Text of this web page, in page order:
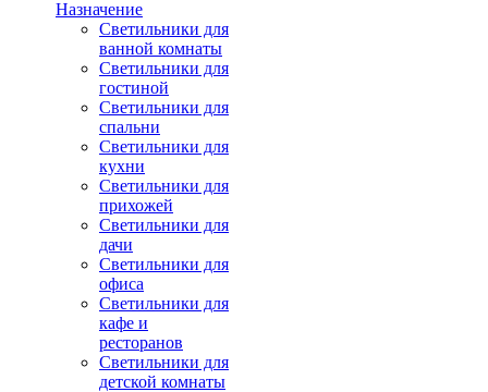
Назначение
Светильники для
ванной комнаты
Светильники для
гостиной
Светильники для
спальни
Светильники для
кухни
Светильники для
прихожей
Светильники для
дачи
Светильники для
офиса
Светильники для
кафе и
ресторанов
Светильники для
детской комнаты